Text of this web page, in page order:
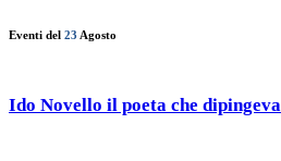
Eventi del 23 Agosto
Ido Novello il poeta che dipingeva